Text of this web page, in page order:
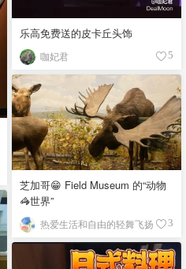
乐高免费送的皮卡丘头饰
咖妃君 5
芝加哥😁 Field Museum 的“动物
🦓世界”
热爱生活和自由的轻舞飞扬 3